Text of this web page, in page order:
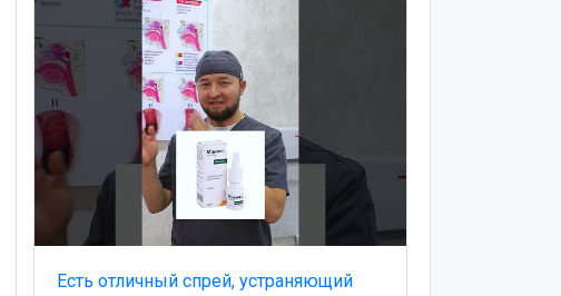
Есть отличный спрей, устраняющий